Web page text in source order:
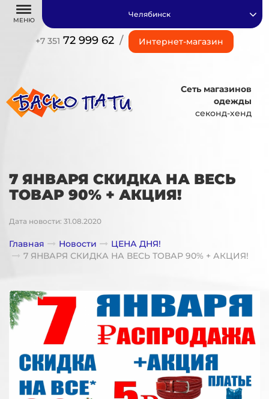
МЕНЮ
+7 351 72 999 62 / Интернет-магазин
Челябинск
Сеть магазинов
одежды
секонд-хенд
7 ЯНВАРЯ СКИДКА НА ВЕСЬ
ТОВАР 90% + АКЦИЯ!
Дата новости: 31.08.2020
Главная Новости
ЦЕНА ДНЯ!
7 ЯНВАРЯ СКИДКА НА ВЕСЬ ТОВАР 90% + АКЦИЯ!